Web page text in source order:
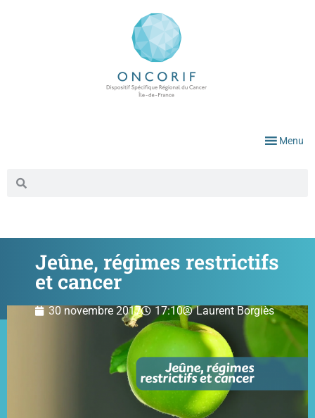
Menu
Jeûne, régimes restrictifs
et cancer
30 novembre 2017 17:10 Laurent Borgiès